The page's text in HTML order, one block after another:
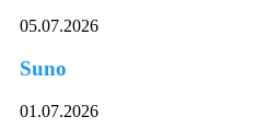
05.07.2026
Suno
01.07.2026